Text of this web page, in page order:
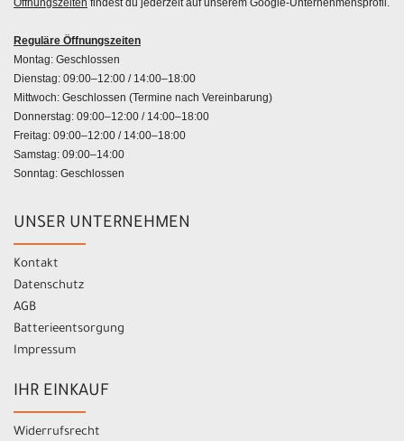
Öffnungszeiten findest du jederzeit auf unserem Google-Unternehmensprofil.
Reguläre Öffnungszeiten
Montag: Geschlossen
Dienstag: 09:00–12:00 / 14:00–18:00
Mittwoch: Geschlossen (Termine nach Vereinbarung)
Donnerstag: 09:00–12:00 / 14:00–18:00
Freitag: 09:00–12:00 / 14:00–18:00
Samstag: 09:00–14:00
Sonntag: Geschlossen
UNSER UNTERNEHMEN
Kontakt
Datenschutz
AGB
Batterieentsorgung
Impressum
IHR EINKAUF
Widerrufsrecht